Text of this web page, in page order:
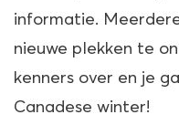
informatie.
nieuwe plekken te
kenners over en je
Canadese winter!